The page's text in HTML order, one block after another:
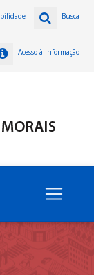
Busca
Acesso à Informação